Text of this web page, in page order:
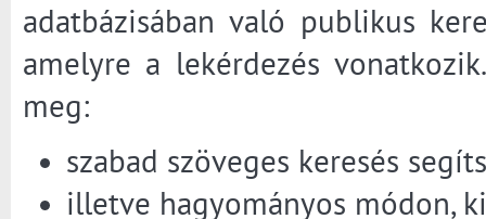
adatbázisában való publikus
amelyre a lekérdezés
meg:
szabad szöveges keresés
illetve hagyományos módon,